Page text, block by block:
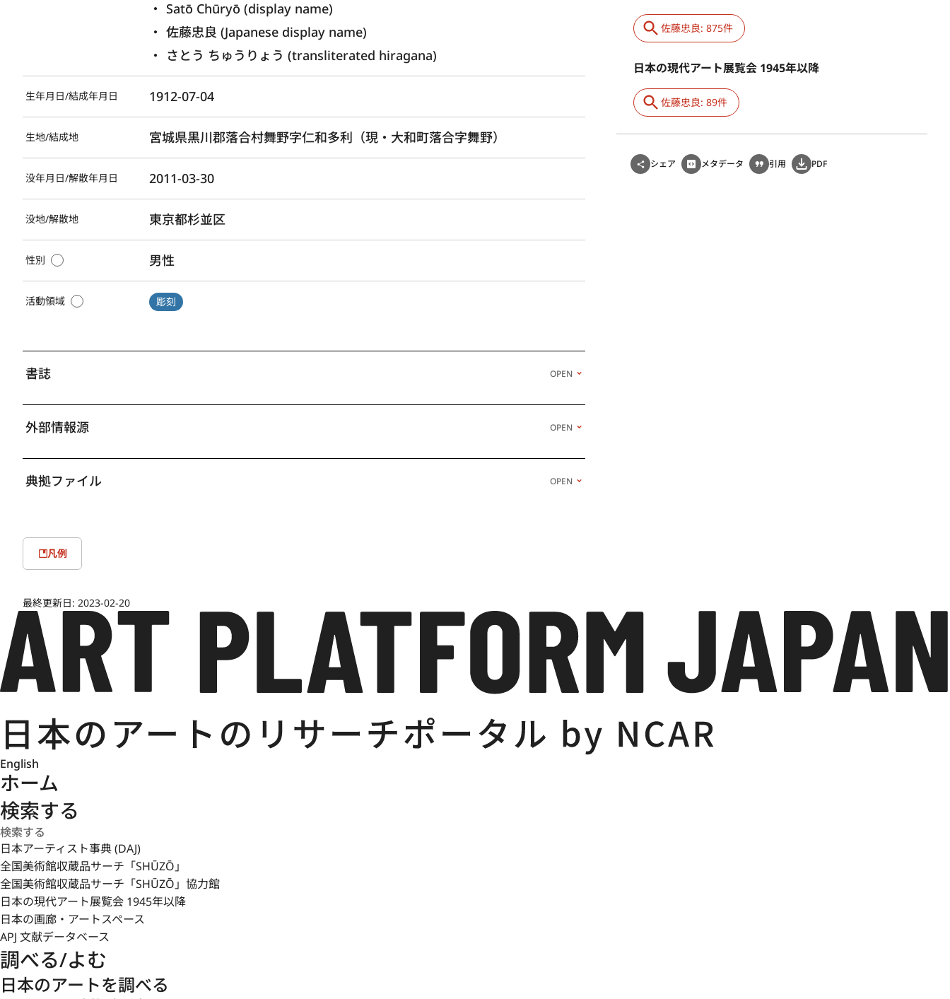
Satō Chūryō (display name)
佐藤忠良 (Japanese display name)
さとう ちゅうりょう (transliterated hiragana)
生年月日/結成年月日 1912-07-04
生地/結成地 宮城県黒川郡落合村舞野字仁和多利（現・大和町落合字舞野）
没年月日/解散年月日 2011-03-30
没地/解散地 東京都杉並区
性別 男性
活動領域 彫刻
書誌 OPEN
外部情報源 OPEN
典拠ファイル OPEN
凡例
最終更新日: 2023-02-20
佐藤忠良: 875件
日本の現代アート展覧会 1945年以降
佐藤忠良: 89件
シェア メタデータ 引用 PDF
English
ホーム
検索する
日本アーティスト事典 (DAJ)
全国美術館収蔵品サーチ「SHŪZŌ」
全国美術館収蔵品サーチ「SHŪZŌ」協力館
日本の現代アート展覧会 1945年以降
日本の画廊・アートスペース
APJ 文献データベース
調べる/よむ
日本のアートを調べる